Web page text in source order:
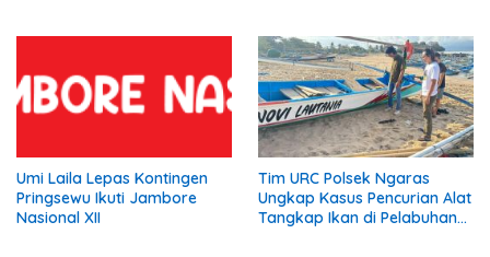
Umi Laila Lepas Kontingen
Pringsewu Ikuti Jambore
Nasional XII
Tim URC Polsek Ngaras
Ungkap Kasus Pencurian Alat
Tangkap Ikan di Pelabuhan